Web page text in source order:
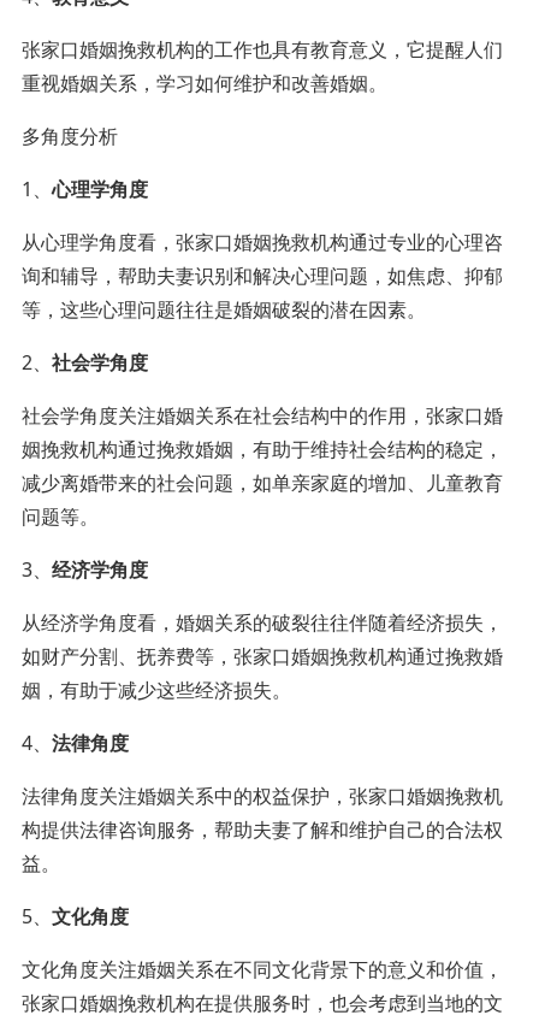
张家口婚姻挽救机构的工作也具有教育意义，它提醒人们
重视婚姻关系，学习如何维护和改善婚姻。
多角度分析
1、心理学角度
从心理学角度看，张家口婚姻挽救机构通过专业的心理咨
询和辅导，帮助夫妻识别和解决心理问题，如焦虑、抑郁
等，这些心理问题往往是婚姻破裂的潜在因素。
2、 社会学角度
社会学角度关注婚姻关系在社会结构中的作用，张家口婚
姻挽救机构通过挽救婚姻，有助于维持社会结构的稳定，
减少离婚带来的社会问题，如单亲家庭的增加、儿童教育
问题等。
3、 经济学角度
从经济学角度看，婚姻关系的破裂往往伴随着经济损失，
如财产分割、抚养费等，张家口婚姻挽救机构通过挽救婚
姻，有助于减少这些经济损失。
4、 法律角度
法律角度关注婚姻关系中的权益保护，张家口婚姻挽救机
构提供法律咨询服务，帮助夫妻了解和维护自己的合法权
益。
5、 文化角度
文化角度关注婚姻关系在不同文化背景下的意义和价值，
张家口婚姻挽救机构在提供服务时，也会考虑到当地的文